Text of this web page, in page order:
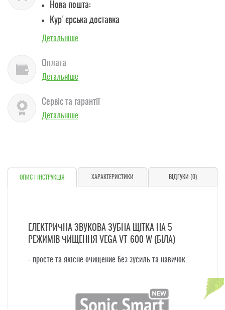
Нова пошта:
Кур'єрська доставка
Детальніше
Оплата
Детальніше
Сервіс та гарантії
Детальніше
ОПИС І ІНСТРУКЦІЯ ХАРАКТЕРИСТИКИ ВІДГУКИ (0)
ЕЛЕКТРИЧНА ЗВУКОВА ЗУБНА ЩІТКА НА 5
РЕЖИМІВ ЧИЩЕННЯ VEGA VT-600 W (БІЛА)
- просте та якісне очищение без зусиль та навичок.